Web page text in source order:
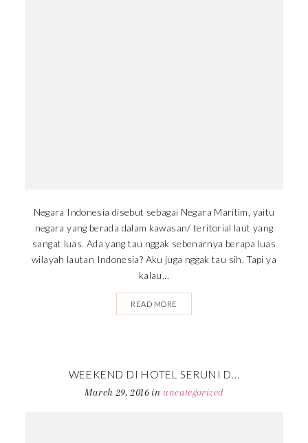
Negara Indonesia disebut sebagai Negara Maritim, yaitu
negara yang berada dalam kawasan/ teritorial laut yang
sangat luas. Ada yang tau nggak sebenarnya berapa luas
wilayah lautan Indonesia? Aku juga nggak tau sih. Tapi ya
kalau...
READ MORE
WEEKEND DI HOTEL SERUNI D...
March 29, 2016 in uncategorized